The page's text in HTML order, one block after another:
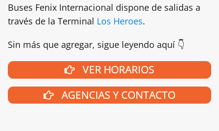
Buses Fenix Internacional dispone de salidas a
través de la Terminal Los Heroes.
Sin más que agregar, sigue leyendo aquí 👇
VER HORARIOS
AGENCIAS Y CONTACTO